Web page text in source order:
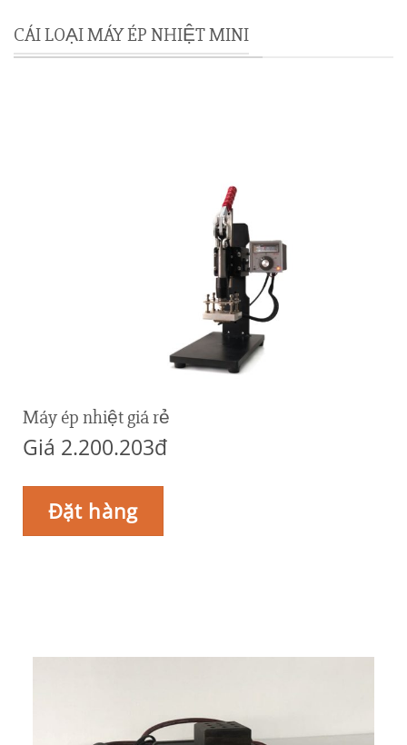
CÁI LOẠI MÁY ÉP NHIỆT MINI
Máy ép nhiệt giá rẻ
Giá 2.200.203đ
Đặt hàng